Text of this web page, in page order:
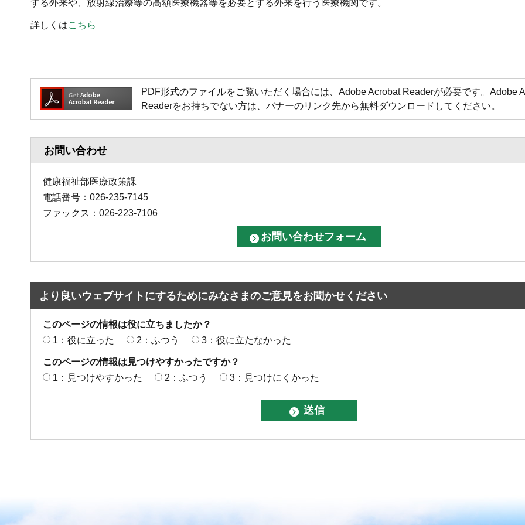
する外来や、放射線治療等の高額医療機器等を必要とする外来を行う医療機関です。
詳しくはこちら
PDF形式のファイルをご覧いただく場合には、Adobe Acrobat Readerが必要です。Adobe
Readerをお持ちでない方は、バナーのリンク先から無料ダウンロードしてください。
お問い合わせ
健康福祉部医療政策課
電話番号：026-235-7145
ファックス：026-223-7106
より良いウェブサイトにするためにみなさまのご意見をお聞かせください
このページの情報は役に立ちましたか？
1：役に立った
2：ふつう 3：役に立たなかった
このページの情報は見つけやすかったですか？
1：見つけやすかった
2：ふつう 3：見つけにくかった